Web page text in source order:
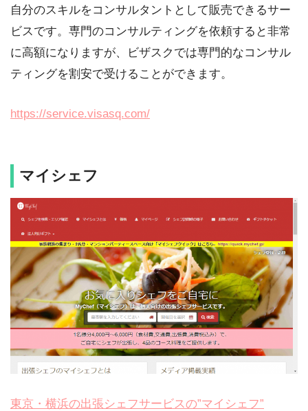
自分のスキルをコンサルタントとして販売できるサー
ビスです。専門のコンサルティングを依頼すると非常
に高額になりますが、ビザスクでは専門的なコンサル
ティングを割安で受けることができます。
https://service.visasq.com/
マイシェフ
東京・横浜の出張シェフサービスの”マイシェフ”